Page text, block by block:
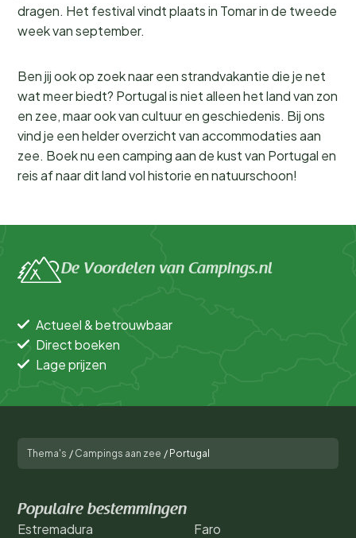
dragen. Het festival vindt plaats in Tomar in de tweede
week van september.
Ben jij ook op zoek naar een strandvakantie die je net
wat meer biedt? Portugal is niet alleen het land van zon
en zee, maar ook van cultuur en geschiedenis. Bij ons
vind je een helder overzicht van accommodaties aan
zee. Boek nu een camping aan de kust van Portugal en
reis af naar dit land vol historie en natuurschoon!
De Voordelen van Campings.nl
Actueel & betrouwbaar
Direct boeken
Lage prijzen
Thema's / Campings aan zee / Portugal
Populaire bestemmingen
Estremadura
Faro